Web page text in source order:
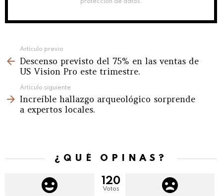
protección de datos.
more
Artículo previo
Descenso previsto del 75% en las ventas de
US Vision Pro este trimestre.
Artículo siguiente
Increíble hallazgo arqueológico sorprende
a expertos locales.
¿QUÉ OPINAS?
120
Votos